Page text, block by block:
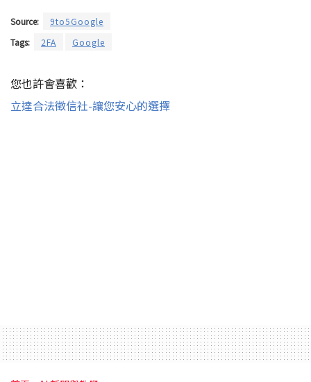
Source:
9to5Google
Tags:
2FA Google
您也許會喜歡：
立達合法徵信社-讓您安心的選擇